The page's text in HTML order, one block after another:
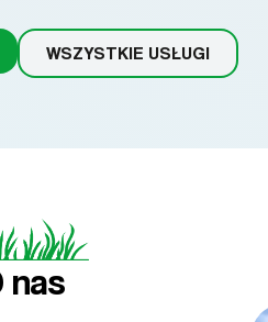
WSZYSTKIE USŁUGI
nas